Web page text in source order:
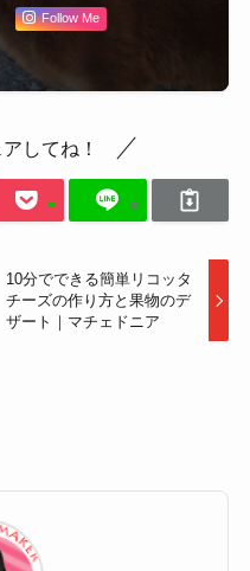
Follow Me
してね！
10分でできる簡単リコッタ
チーズの作り方と果物のデ
ザート｜マチェドニア